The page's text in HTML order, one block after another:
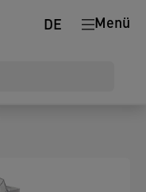
Menü
DE